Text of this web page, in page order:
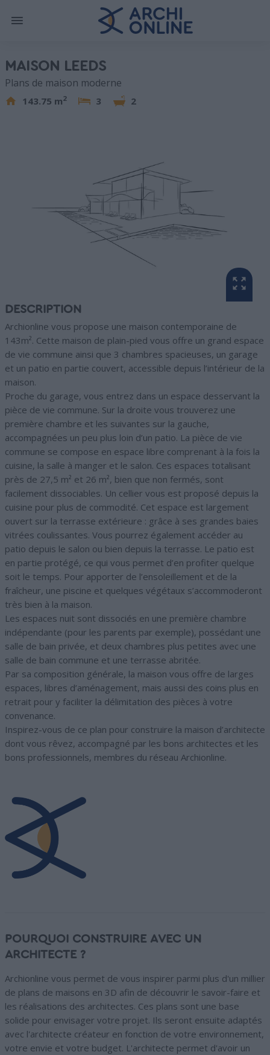
MAISON LEEDS
Plans de maison moderne
143.75 m2 3 2
DESCRIPTION
Archionline vous propose une maison contemporaine de
143m². Cette maison de plain-pied vous offre un grand espace
de vie commune ainsi que 3 chambres spacieuses, un garage
et un patio en partie couvert, accessible depuis l’intérieur de la
maison.
Proche du garage, vous entrez dans un espace desservant la
pièce de vie commune. Sur la droite vous trouverez une
première chambre et les suivantes sur la gauche,
accompagnées un peu plus loin d’un patio. La pièce de vie
commune se compose en espace libre comprenant à la fois la
cuisine, la salle à manger et le salon. Ces espaces totalisant
près de 27,5 m² et 26 m², bien que non fermés, sont
facilement dissociables. Un cellier vous est proposé depuis la
cuisine pour plus de commodité. Cet espace est largement
ouvert sur la terrasse extérieure : grâce à ses grandes baies
vitrées coulissantes. Vous pourrez également accéder au
patio depuis le salon ou bien depuis la terrasse. Le patio est
en partie protégé, ce qui vous permet d’en profiter quelque
soit le temps. Pour apporter de l’ensoleillement et de la
fraîcheur, une piscine et quelques végétaux s’accommoderont
très bien à la maison.
Les espaces nuit sont dissociés en une première chambre
indépendante (pour les parents par exemple), possédant une
salle de bain privée, et deux chambres plus petites avec une
salle de bain commune et une terrasse abritée.
Par sa composition générale, la maison vous offre de larges
espaces, libres d’aménagement, mais aussi des coins plus en
retrait pour y faciliter la délimitation des pièces à votre
convenance.
Inspirez-vous de ce plan pour construire la maison d’architecte
dont vous rêvez, accompagné par les bons architectes et les
bons professionnels, membres du réseau Archionline.
POURQUOI CONSTRUIRE AVEC UN
ARCHITECTE ?
Archionline vous permet de vous inspirer parmi plus d'un millier
de plans de maisons en 3D afin de découvrir le savoir-faire et
les réalisations des architectes. Ces plans sont une base
solide pour envisager votre projet. Ils seront ensuite adaptés
avec l'architecte créateur en fonction de votre environnement,
votre envie et votre budget. L'architecte permet d'avoir un